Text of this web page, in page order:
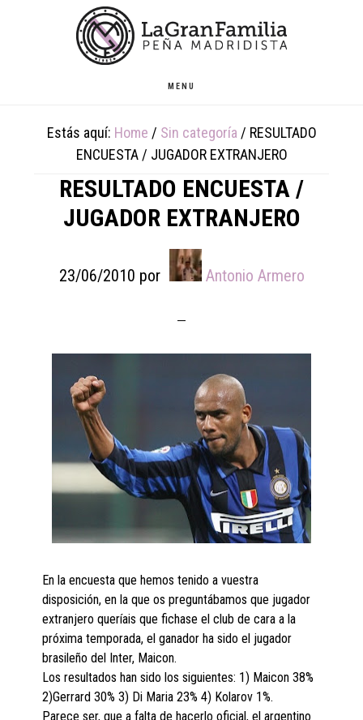
MENU
Estás aquí: Home / Sin categoría / RESULTADO
ENCUESTA / JUGADOR EXTRANJERO
RESULTADO ENCUESTA /
JUGADOR EXTRANJERO
23/06/2010 por Antonio Armero
En la encuesta que hemos tenido a vuestra
disposición, en la que os preguntábamos que jugador
extranjero queríais que fichase el club de cara a la
próxima temporada, el ganador ha sido el jugador
brasileño del Inter, Maicon.
Los resultados han sido los siguientes: 1) Maicon 38%
2)Gerrard 30% 3) Di Maria 23% 4) Kolarov 1%.
Parece ser, que a falta de hacerlo oficial, el argentino